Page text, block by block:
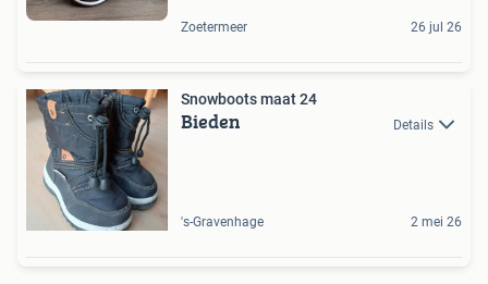
Zoetermeer 26 jul 26
Snowboots maat 24
Bieden Details
's-Gravenhage 2 mei 26